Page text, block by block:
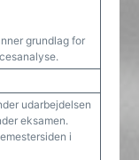
grundlag for
udarbejdelsen
eksamen.
i